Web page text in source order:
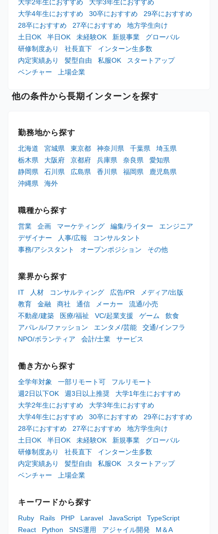
大学2年生におすすめ
大学3年生におすすめ
大学4年生におすすめ
30卒におすすめ
29卒におすすめ
28卒におすすめ
27卒におすすめ
地方学生向け
土日OK
半日OK 未経験OK 新規事業
グローバル
研修制度あり
社長直下
インターン生多数
内定実績あり
髪型自由 私服OK
スタートアップ
ベンチャー
上場企業
他の条件から長期インターンを探す
勤務地から探す
北海道 宮城県 東京都 神奈川県 千葉県
埼玉県
栃木県
大阪府 京都府 兵庫県 奈良県
愛知県
静岡県
石川県 広島県 香川県 福岡県
鹿児島県
沖縄県
海外
職種から探す
営業 企画 マーケティング 編集/ライター
エンジニア
デザイナー
人事/広報
コンサルタント
事務/アシスタント
オープンポジション その他
業界から探す
IT 人材 コンサルティング 広告/PR
メディア/出版
教育
金融 商社 通信 メーカー
流通/小売
不動産/建築
医療/福祉 VC/起業支援 ゲーム
飲食
アパレル/ファッション
エンタメ/芸能
交通/インフラ
NPO/ボランティア
会計/士業 サービス
働き方から探す
全学年対象 一部リモート可
フルリモート
週2日以下OK
週3日以上推奨
大学1年生におすすめ
大学2年生におすすめ
大学3年生におすすめ
大学4年生におすすめ
30卒におすすめ
29卒におすすめ
28卒におすすめ
27卒におすすめ
地方学生向け
土日OK
半日OK 未経験OK 新規事業
グローバル
研修制度あり
社長直下
インターン生多数
内定実績あり
髪型自由 私服OK
スタートアップ
ベンチャー
上場企業
キーワードから探す
Ruby Rails PHP Laravel JavaScript
TypeScript
React
Python SNS運用 アジャイル開発
M＆A